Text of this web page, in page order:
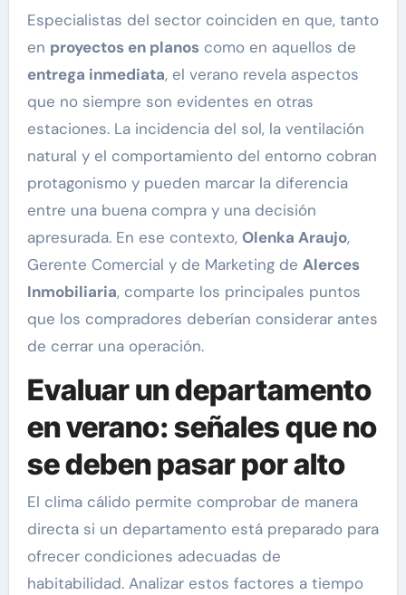
Especialistas del sector coinciden en que, tanto
en proyectos en planoscomo en aquellos de
entrega inmediata, el verano revela aspectos
que no siempre son evidentes en otras
estaciones. La incidencia del sol, la ventilación
natural y el comportamiento del entorno cobran
protagonismo y pueden marcar la diferencia
entre una buena compra y una decisión
apresurada. En ese contexto, Olenka Araujo,
Gerente Comercial y de Marketing de Alerces
Inmobiliaria, comparte los principales puntos
que los compradores deberían considerar antes
de cerrar una operación.
Evaluar un departamento
en verano: señales que no
se deben pasar por alto
El clima cálido permite comprobar de manera
directa si un departamento está preparado para
ofrecer condiciones adecuadas de
habitabilidad. Analizar estos factores a tiempo